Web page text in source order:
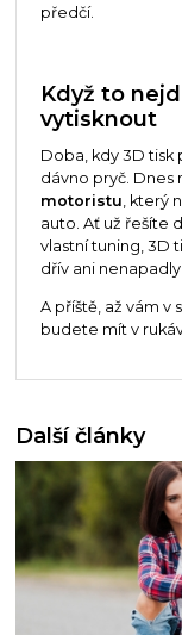
předčí.
Když to
vytisknout
Doba, kdy 3D
dávno pryč. Dnes
motoristu, který
auto. Ať už řešíte
vlastní tuning, 3D
dřív ani nenapadly.
A příště, až vám v
budete mít v
Další články